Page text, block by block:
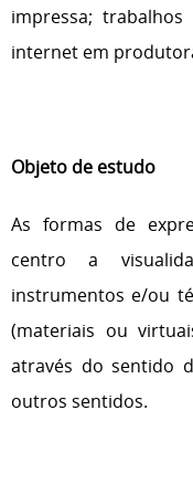
impressa;
internet em
Objeto de estudo
As formas de
centro a
instrumentos e/ou
(materiais ou
através do sentido
outros sentidos.